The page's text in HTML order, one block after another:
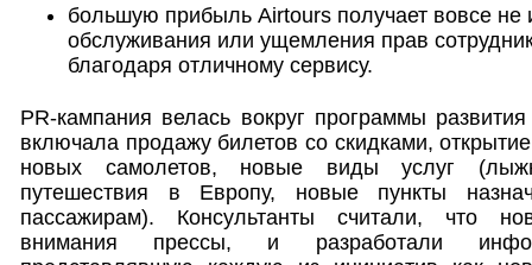
большую прибыль Airtours получает вовсе не
обслуживания или ущемления прав
благодаря отличному сервису.
PR-кампания велась вокруг программы
включала продажу билетов со скидками,
новых самолетов, новые виды услуг
путешествия в Европу, новые пункты
пассажирам). Консультанты считали, что
внимания прессы, и разработали